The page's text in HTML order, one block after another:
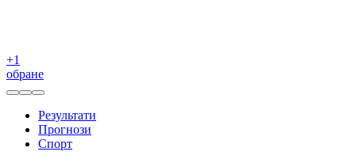
+1
обране
Результати
Прогнози
Спорт